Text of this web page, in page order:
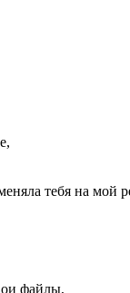
тебя на мой
файлы,